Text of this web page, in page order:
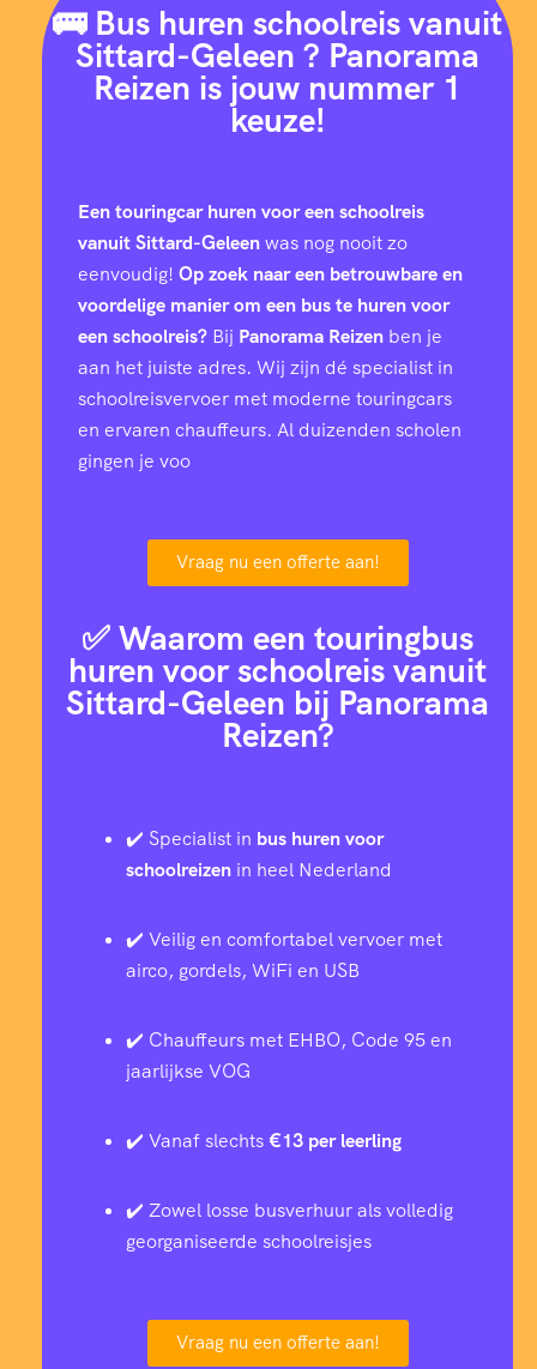
🚌 Bus huren schoolreis vanuit
Sittard-Geleen ? Panorama
Reizen is jouw nummer 1
keuze!
Een touringcar huren voor een schoolreis
vanuit Sittard-Geleenwas nog nooit zo
eenvoudig! Op zoek naar een betrouwbare en
voordelige manier om een bus te huren voor
een schoolreis? Bij Panorama Reizen ben je
aan het juiste adres. Wij zijn dé specialist in
schoolreisvervoer met moderne touringcars
en ervaren chauffeurs. Al duizenden scholen
gingen je voo
Vraag nu een offerte aan!
✅ Waarom een touringbus
huren voor schoolreis vanuit
Sittard-Geleen bij Panorama
Reizen?
✔️ Specialist in bus huren voor
schoolreizen in heel Nederland
✔️ Veilig en comfortabel vervoer met
airco, gordels, WiFi en USB
✔️ Chauffeurs met EHBO, Code 95 en
jaarlijkse VOG
✔️ Vanaf slechts€13 per leerling
✔️ Zowel losse busverhuur als volledig
georganiseerde schoolreisjes
Vraag nu een offerte aan!